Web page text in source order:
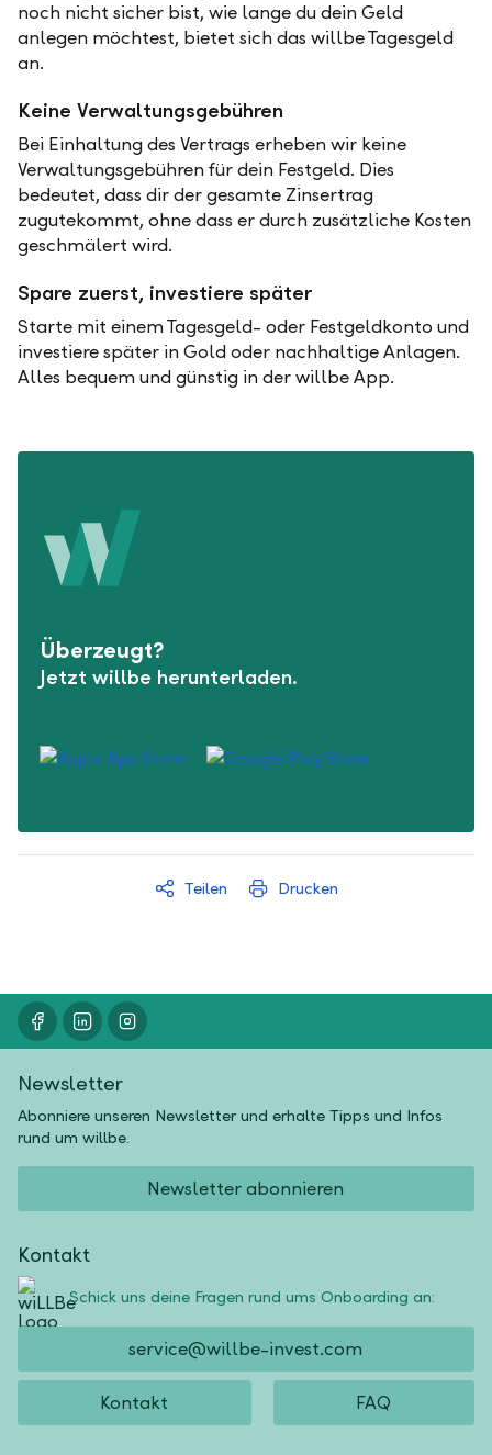
noch nicht sicher bist, wie lange du dein Geld
anlegen möchtest, bietet sich das willbe Tagesgeld
an.
Keine Verwaltungsgebühren
Bei Einhaltung des Vertrags erheben wir keine
Verwaltungsgebühren für dein Festgeld. Dies
bedeutet, dass dir der gesamte Zinsertrag
zugutekommt, ohne dass er durch zusätzliche Kosten
geschmälert wird.
Spare zuerst, investiere später
Starte mit einem Tagesgeld- oder Festgeldkonto und
investiere später in Gold oder nachhaltige Anlagen.
Alles bequem und günstig in der willbe App.
Überzeugt?
Jetzt willbe herunterladen.
Teilen Drucken
Newsletter
Abonniere unseren Newsletter und erhalte Tipps und Infos
rund um willbe.
Newsletter abonnieren
Kontakt
Schick uns deine Fragen rund ums Onboarding an:
service@willbe-invest.com
Kontakt FAQ